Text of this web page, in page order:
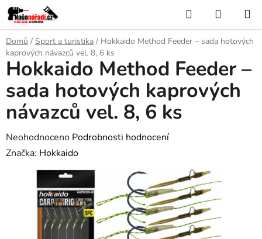
Přejít
na
obsah
Hledat
KOŠÍK
Domů / Sport a turistika / Hokkaido Method Feeder – sada hotových
kaprových návazců vel. 8, 6 ks
Hokkaido Method Feeder –
sada hotových kaprových
návazců vel. 8, 6 ks
Průměrné
hodnocení
produktu
Neohodnoceno Podrobnosti hodnocení
Značka: Hokkaido